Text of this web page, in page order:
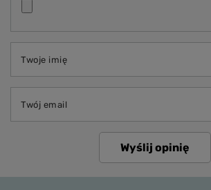
Twoje imię
Twój email
Wyślij opinię